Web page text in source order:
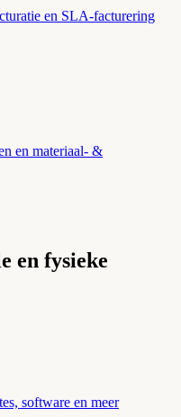
en SLA-facturering
en materiaal- &
en fysieke
software en meer